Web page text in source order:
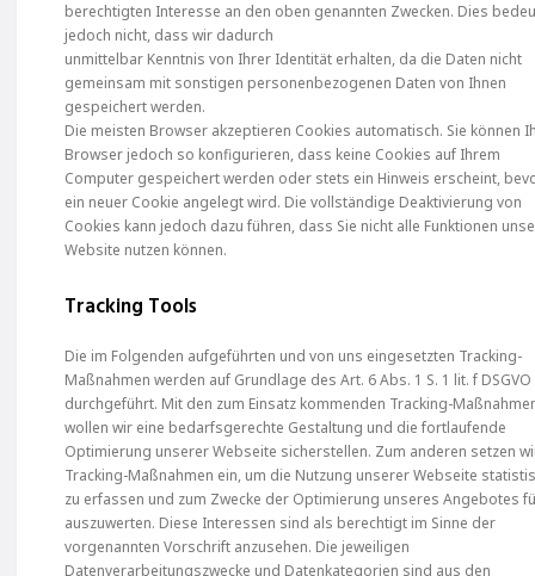
berechtigten Interesse an den oben genannten Zwecken. Dies
jedoch nicht, dass wir dadurch
unmittelbar Kenntnis von Ihrer Identität erhalten, da die Daten nicht
gemeinsam mit sonstigen personenbezogenen Daten von Ihnen
gespeichert werden.
Die meisten Browser akzeptieren Cookies automatisch. Sie können
Browser jedoch so konfigurieren, dass keine Cookies auf Ihrem
Computer gespeichert werden oder stets ein Hinweis erscheint,
ein neuer Cookie angelegt wird. Die vollständige Deaktivierung von
Cookies kann jedoch dazu führen, dass Sie nicht alle Funktionen
Website nutzen können.
Tracking Tools
Die im Folgenden aufgeführten und von uns eingesetzten Tracking-
Maßnahmen werden auf Grundlage des Art. 6 Abs. 1 S. 1 lit. f DSGVO
durchgeführt. Mit den zum Einsatz kommenden Tracking-
wollen wir eine bedarfsgerechte Gestaltung und die fortlaufende
Optimierung unserer Webseite sicherstellen. Zum anderen setzen
Tracking-Maßnahmen ein, um die Nutzung unserer Webseite
zu erfassen und zum Zwecke der Optimierung unseres Angebotes
auszuwerten. Diese Interessen sind als berechtigt im Sinne der
vorgenannten Vorschrift anzusehen. Die jeweiligen
Datenverarbeitungszwecke und Datenkategorien sind aus den